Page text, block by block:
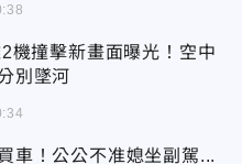
機撞擊新畫面曝光！空中
別墜河
車！公公不准媳坐副駕...